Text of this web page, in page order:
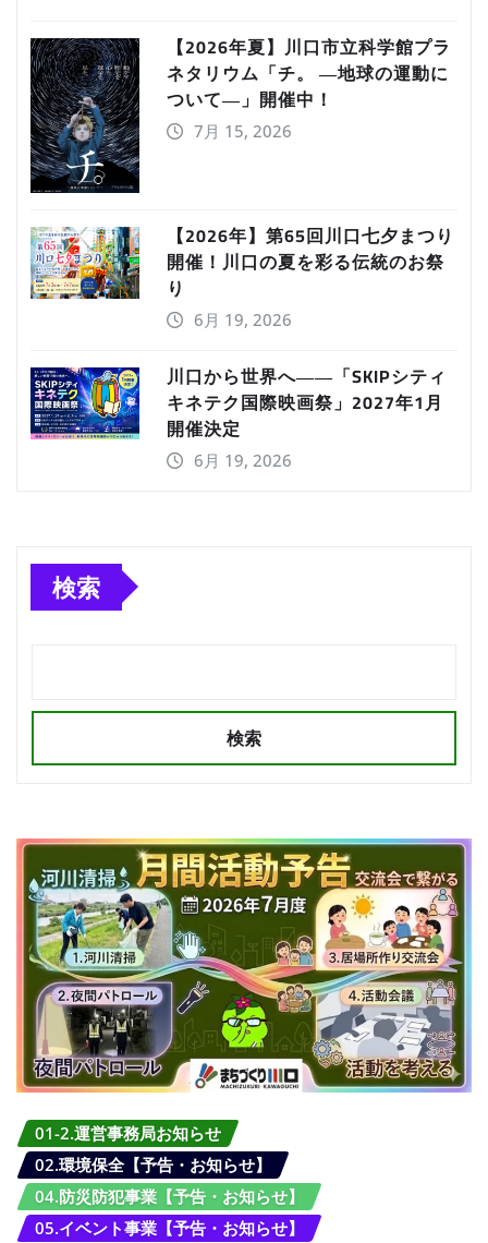
【2026年夏】川口市立科学館プラ
ネタリウム「チ。 ―地球の運動に
ついて―」開催中！
7月 15, 2026
【2026年】第65回川口七夕まつり
開催！川口の夏を彩る伝統のお祭
り
6月 19, 2026
川口から世界へ――「SKIPシティ
キネテク国際映画祭」2027年1月
開催決定
6月 19, 2026
検索
検索
01-2.運営事務局お知らせ
02.環境保全【予告・お知らせ】
04.防災防犯事業【予告・お知らせ】
05.イベント事業【予告・お知らせ】